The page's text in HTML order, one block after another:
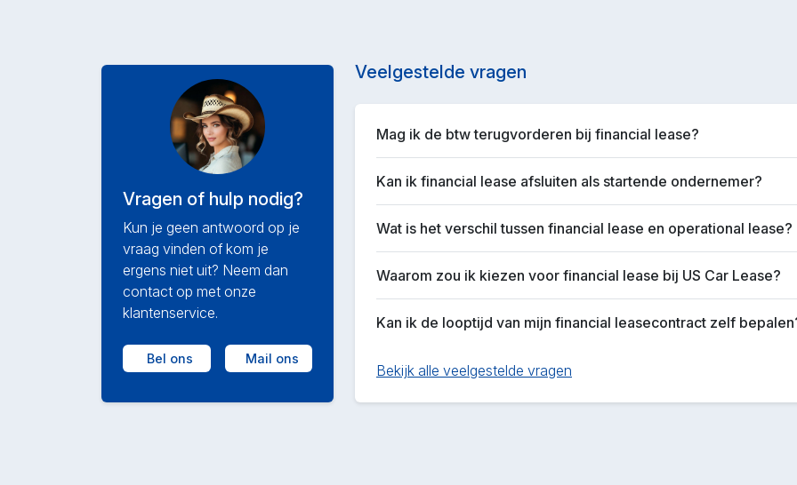
Veelgestelde vragen
Mag ik de btw terugvorderen bij financial lease?
Kan ik financial lease afsluiten als startende ondernemer?
Wat is het verschil tussen financial lease en operational lease?
Waarom zou ik kiezen voor financial lease bij US Car Lease?
Kan ik de looptijd van mijn financial leasecontract zelf
Bekijk alle veelgestelde vragen
Vragen of hulp nodig?
Kun je geen antwoord op je
vraag vinden of kom je
ergens niet uit? Neem dan
contact op met onze
klantenservice.
Bel ons Mail ons